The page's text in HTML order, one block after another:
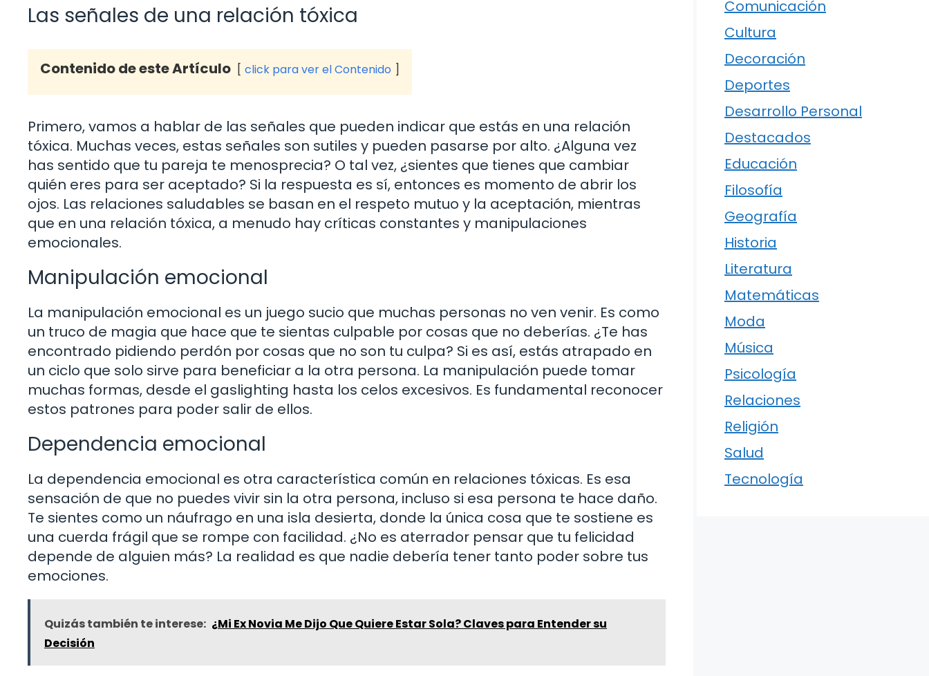
Las señales de una relación tóxica
Contenido de este Artículo click para ver el Contenido
Primero, vamos a hablar de las señales que pueden indicar que estás en una relación
tóxica. Muchas veces, estas señales son sutiles y pueden pasarse por alto. ¿Alguna vez
has sentido que tu pareja te menosprecia? O tal vez, ¿sientes que tienes que cambiar
quién eres para ser aceptado? Si la respuesta es sí, entonces es momento de abrir los
ojos. Las relaciones saludables se basan en el respeto mutuo y la aceptación, mientras
que en una relación tóxica, a menudo hay críticas constantes y manipulaciones
emocionales.
Manipulación emocional
La manipulación emocional es un juego sucio que muchas personas no ven venir. Es como
un truco de magia que hace que te sientas culpable por cosas que no deberías. ¿Te has
encontrado pidiendo perdón por cosas que no son tu culpa? Si es así, estás atrapado en
un ciclo que solo sirve para beneficiar a la otra persona. La manipulación puede tomar
muchas formas, desde el gaslighting hasta los celos excesivos. Es fundamental reconocer
estos patrones para poder salir de ellos.
Dependencia emocional
La dependencia emocional es otra característica común en relaciones tóxicas. Es esa
sensación de que no puedes vivir sin la otra persona, incluso si esa persona te hace daño.
Te sientes como un náufrago en una isla desierta, donde la única cosa que te sostiene es
una cuerda frágil que se rompe con facilidad. ¿No es aterrador pensar que tu felicidad
depende de alguien más? La realidad es que nadie debería tener tanto poder sobre tus
emociones.
Quizás también te interese: ¿Mi Ex Novia Me Dijo Que Quiere Estar Sola? Claves para Entender su
Decisión
Comunicación
Cultura
Decoración
Deportes
Desarrollo Personal
Destacados
Educación
Filosofía
Geografía
Historia
Literatura
Matemáticas
Moda
Música
Psicología
Relaciones
Religión
Salud
Tecnología